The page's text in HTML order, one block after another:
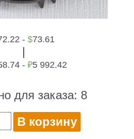
- $73.61
|
- ₽5 992.42
для заказа: 8
В корзину